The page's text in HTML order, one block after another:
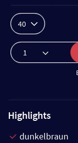
40
Highlights
dunkelbraun